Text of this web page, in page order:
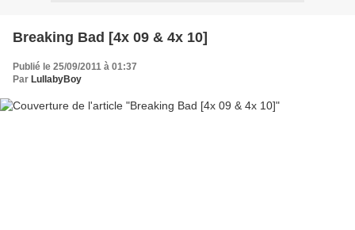
Breaking Bad [4x 09 & 4x 10]
Publié le 25/09/2011 à 01:37
Par LullabyBoy